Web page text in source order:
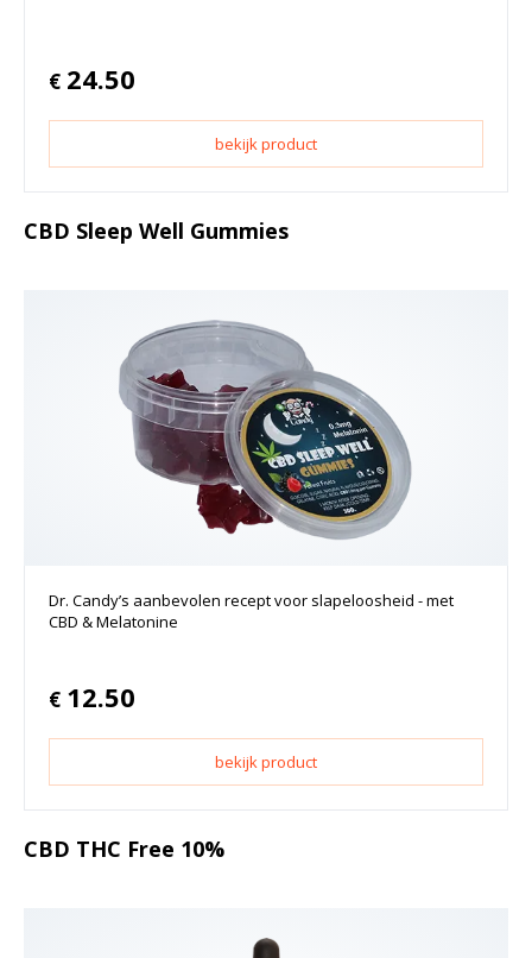
€ 24.50
bekijk product
CBD Sleep Well Gummies
Dr. Candy’s aanbevolen recept voor slapeloosheid - met
CBD & Melatonine
€ 12.50
bekijk product
CBD THC Free 10%